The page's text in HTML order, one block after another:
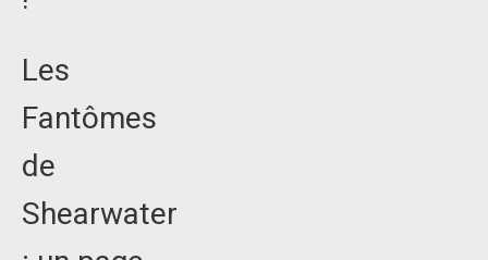
Les
Fantômes
de
Shearwater